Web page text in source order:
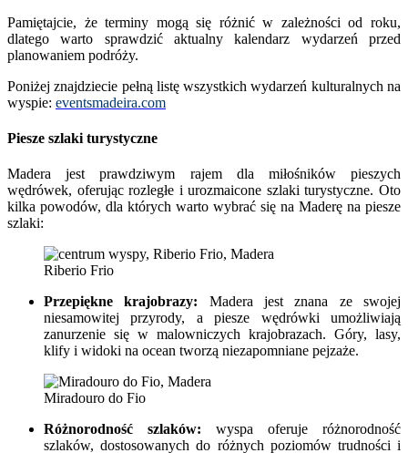
Pamiętajcie, że terminy mogą się różnić w zależności od roku,
dlatego warto sprawdzić aktualny kalendarz wydarzeń przed
planowaniem podróży.
Poniżej znajdziecie pełną listę wszystkich wydarzeń kulturalnych na
wyspie: eventsmadeira.com
Piesze szlaki turystyczne
Madera jest prawdziwym rajem dla miłośników pieszych
wędrówek, oferując rozległe i urozmaicone szlaki turystyczne. Oto
kilka powodów, dla których warto wybrać się na Maderę na piesze
szlaki:
Riberio Frio
Przepiękne krajobrazy: Madera jest znana ze swojej
niesamowitej przyrody, a piesze wędrówki umożliwiają
zanurzenie się w malowniczych krajobrazach. Góry, lasy,
klify i widoki na ocean tworzą niezapomniane pejzaże.
Miradouro do Fio
Różnorodność szlaków: wyspa oferuje różnorodność
szlaków, dostosowanych do różnych poziomów trudności i